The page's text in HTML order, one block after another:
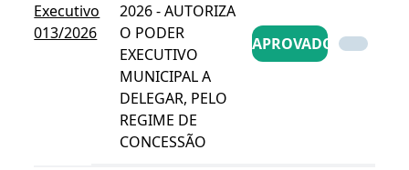
Executivo
013/2026
2026 - AUTORIZA
O PODER
EXECUTIVO
MUNICIPAL A
DELEGAR, PELO
REGIME DE
CONCESSÃO
APROVADO